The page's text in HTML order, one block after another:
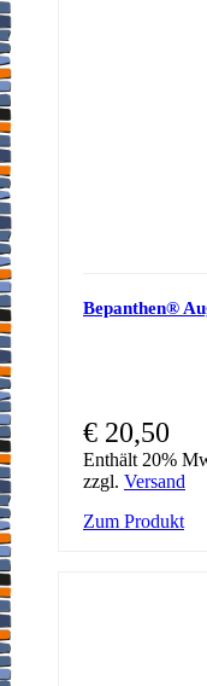
Bepanthen®
€ 20,50
Enthält 20%
zzgl. Versand
Zum Produkt